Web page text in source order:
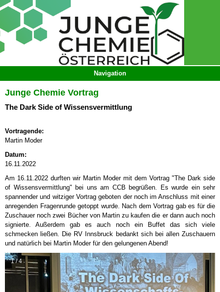
Junge Chemie Vortrag
The Dark Side of Wissensvermittlung
Vortragende:
Martin Moder
Datum:
16.11.2022
Am 16.11.2022 durften wir Martin Moder mit dem Vortrag "The Dark side
of Wissensvermittlung" bei uns am CCB begrüßen. Es wurde ein sehr
spannender und witziger Vortrag geboten der noch im Anschluss mit einer
anregenden Fragenrunde getoppt wurde. Nach dem Vortrag gab es für die
Zuschauer noch zwei Bücher von Martin zu kaufen die er dann auch noch
signierte. Außerdem gab es auch noch ein Buffet das sich viele
schmecken ließen. Die RV Innsbruck bedankt sich bei allen Zuschauern
und natürlich bei Martin Moder für den gelungenen Abend!
1 / 4